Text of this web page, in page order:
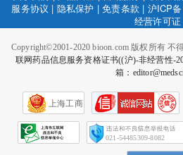
服务协议 | 隐私保护 |免责条款 | 沪ICP
经营许可证
Copyright©2001-2020 bioon.com 版权所有 不
联网药品信息服务资格证书((沪)-非经营性-
箱：
上海工商
021-54485309-8082